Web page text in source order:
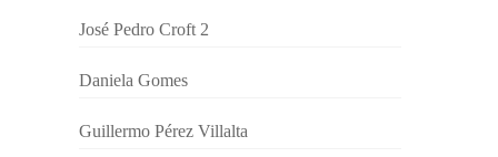
José Pedro Croft 2
Daniela Gomes
Guillermo Pérez Villalta